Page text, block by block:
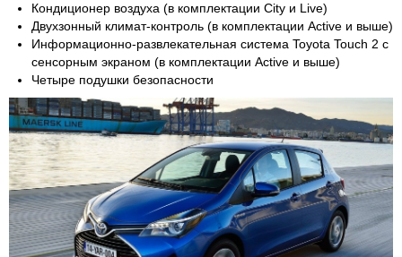
Кондиционер воздуха (в комплектации City и Live)
Двухзонный климат-контроль (в комплектации Active и выше)
Информационно-развлекательная система Toyota Touch 2 с
сенсорным экраном (в комплектации Active и выше)
Четыре подушки безопасности